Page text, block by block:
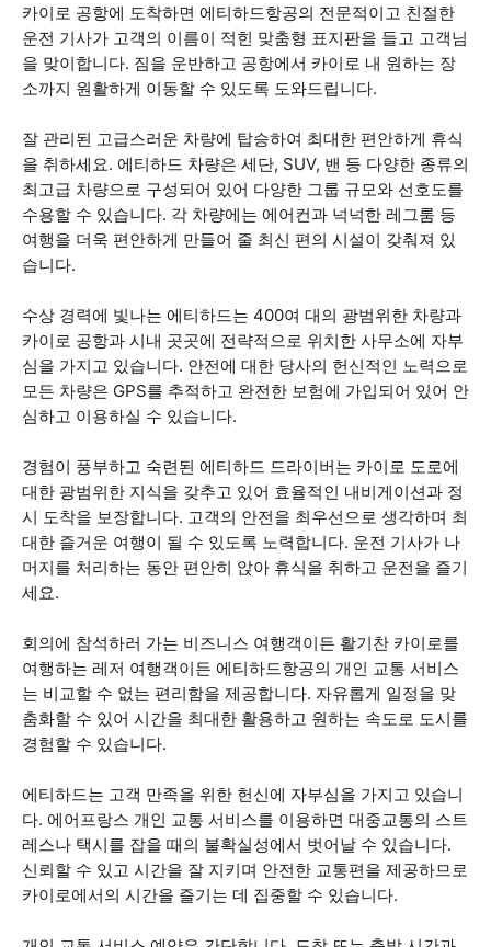
카이로 공항에 도착하면 에티하드항공의 전문적이고 친절한
운전 기사가 고객의 이름이 적힌 맞춤형 표지판을 들고 고객님
을 맞이합니다. 짐을 운반하고 공항에서 카이로 내 원하는 장
소까지 원활하게 이동할 수 있도록 도와드립니다.
잘 관리된 고급스러운 차량에 탑승하여 최대한 편안하게 휴식
을 취하세요. 에티하드 차량은 세단, SUV, 밴 등 다양한 종류의
최고급 차량으로 구성되어 있어 다양한 그룹 규모와 선호도를
수용할 수 있습니다. 각 차량에는 에어컨과 넉넉한 레그룸 등
여행을 더욱 편안하게 만들어 줄 최신 편의 시설이 갖춰져 있
습니다.
수상 경력에 빛나는 에티하드는 400여 대의 광범위한 차량과
카이로 공항과 시내 곳곳에 전략적으로 위치한 사무소에 자부
심을 가지고 있습니다. 안전에 대한 당사의 헌신적인 노력으로
모든 차량은 GPS를 추적하고 완전한 보험에 가입되어 있어 안
심하고 이용하실 수 있습니다.
경험이 풍부하고 숙련된 에티하드 드라이버는 카이로 도로에
대한 광범위한 지식을 갖추고 있어 효율적인 내비게이션과 정
시 도착을 보장합니다. 고객의 안전을 최우선으로 생각하며 최
대한 즐거운 여행이 될 수 있도록 노력합니다. 운전 기사가 나
머지를 처리하는 동안 편안히 앉아 휴식을 취하고 운전을 즐기
세요.
회의에 참석하러 가는 비즈니스 여행객이든 활기찬 카이로를
여행하는 레저 여행객이든 에티하드항공의 개인 교통 서비스
는 비교할 수 없는 편리함을 제공합니다. 자유롭게 일정을 맞
춤화할 수 있어 시간을 최대한 활용하고 원하는 속도로 도시를
경험할 수 있습니다.
에티하드는 고객 만족을 위한 헌신에 자부심을 가지고 있습니
다. 에어프랑스 개인 교통 서비스를 이용하면 대중교통의 스트
레스나 택시를 잡을 때의 불확실성에서 벗어날 수 있습니다.
신뢰할 수 있고 시간을 잘 지키며 안전한 교통편을 제공하므로
카이로에서의 시간을 즐기는 데 집중할 수 있습니다.